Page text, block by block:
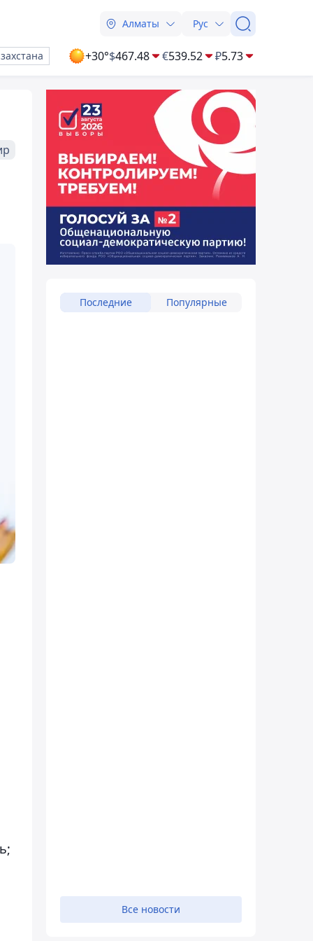
Алматы Рус
+30°$467.48 €539.52 ₽5.73
Последние Популярные
Все новости